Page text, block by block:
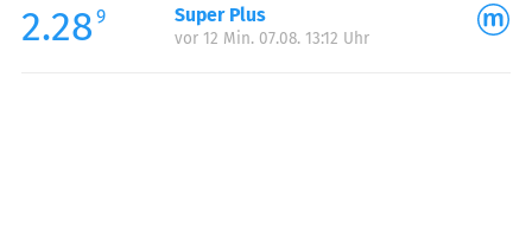
2.28 9 Super Plus
vor 12 Min. 07.08. 13:12 Uhr